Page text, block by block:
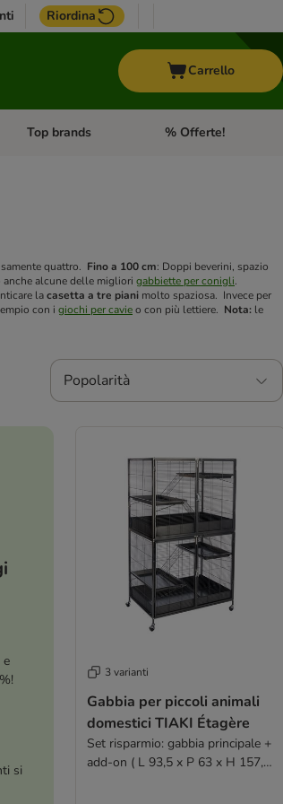
Riordina
Carrello
Acquaristica
Apri Menu Categoria: Cavalli
Top brands Apri Menu Categoria:
% Offerte!
quattro. Fino a 100 cm: Doppi beverini, spazio
alcune delle migliori gabbiette per conigli.
lacasetta a tre piani molto spaziosa. Invece per
con i giochi per cavieo con più lettiere. Nota: le
Popolarità
e
si
3 varianti
Gabbia per piccoli animali
domestici TIAKI Étagère
Set risparmio: gabbia principale +
add-on ( L 93,5 x P 63 x H 157,8